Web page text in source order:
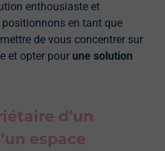
enthousiaste et
positionnons en tant que
de vous concentrer sur
et opter pour une solution
d’un
espace